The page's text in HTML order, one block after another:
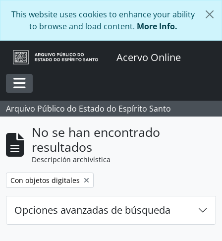
This website uses cookies to enhance your ability
to browse and load content. More Info.
Acervo Online
Toggle navigation
Arquivo Público do Estado do Espírito Santo
No se han encontrado
resultados
Descripción archivística
Remove filter:
Con objetos digitales
Opciones avanzadas de búsqueda